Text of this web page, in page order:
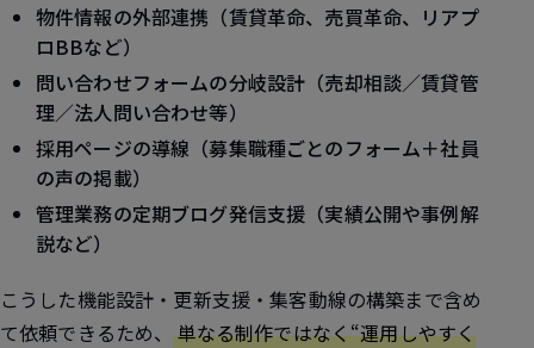
物件情報の外部連携（賃貸革命、売買革命、リアプ
ロBBなど）
問い合わせフォームの分岐設計（売却相談／賃貸管
理／法人問い合わせ等）
採用ページの導線（募集職種ごとのフォーム＋社員
の声の掲載）
管理業務の定期ブログ発信支援（実績公開や事例解
説など）
こうした機能設計・更新支援・集客動線の構築まで含め
て依頼できるため、単なる制作ではなく“運用しやすく